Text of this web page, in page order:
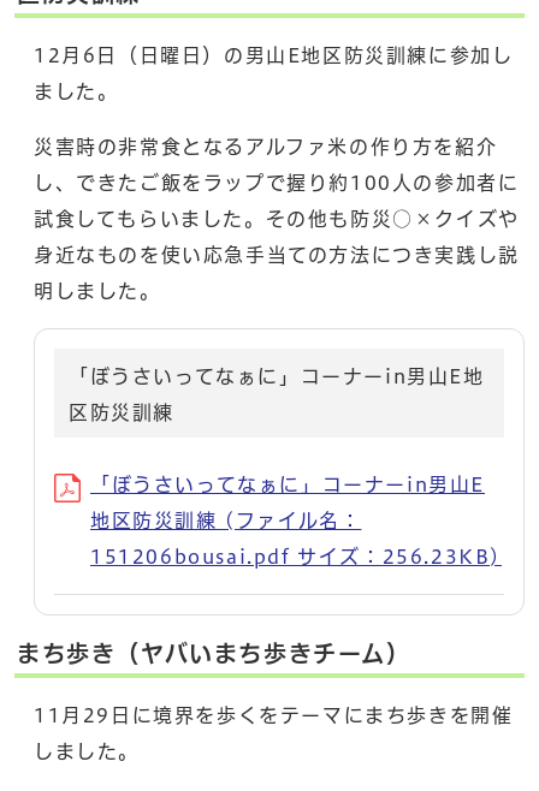
12月6日（日曜日）の男山E地区防災訓練に参加し
ました。
災害時の非常食となるアルファ米の作り方を紹介
し、できたご飯をラップで握り約100人の参加者に
試食してもらいました。その他も防災○×クイズや
身近なものを使い応急手当ての方法につき実践し説
明しました。
「ぼうさいってなぁに」コーナーin男山E地
区防災訓練
「ぼうさいってなぁに」コーナーin男山E
地区防災訓練 (ファイル名：
151206bousai.pdf サイズ：256.23KB)
まち歩き（ヤバいまち歩きチーム）
11月29日に境界を歩くをテーマにまち歩きを開催
しました。